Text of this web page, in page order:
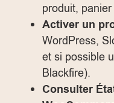
produit,
Activer un
WordPress,
et si possible
Blackfire).
Consulter